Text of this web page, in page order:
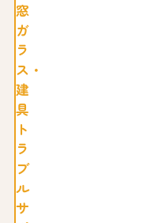
窓
ガ
ラ
ス・
建
具
ト
ラ
ブ
ル
サ